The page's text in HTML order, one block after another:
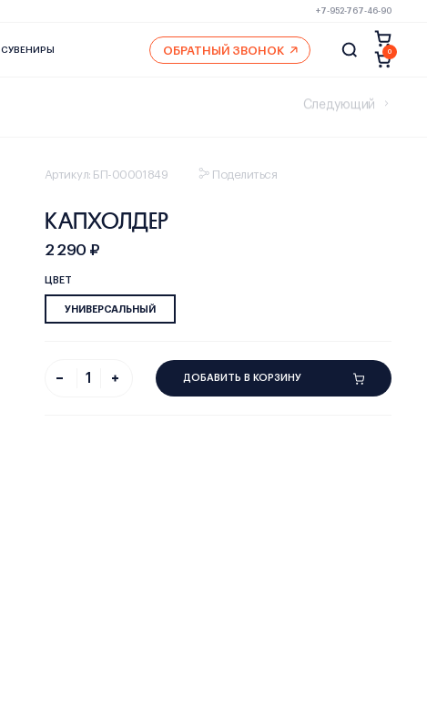
+7-952-767-46-90
СУВЕНИРЫ ОБРАТНЫЙ ЗВОНОК 0
Следующий
Артикул: БП-00001849 Поделиться
КАПХОЛДЕР
2 290 ₽
ЦВЕТ
УНИВЕРСАЛЬНЫЙ
ДОБАВИТЬ В КОРЗИНУ